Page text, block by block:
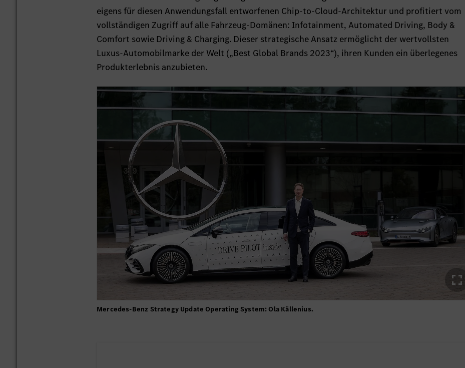
eigens für diesen Anwendungsfall entworfenen Chip-to-Cloud-Architektur und profitiert vom
vollständigen Zugriff auf alle Fahrzeug-Domänen: Infotainment, Automated Driving, Body &
Comfort sowie Driving & Charging. Dieser strategische Ansatz ermöglicht der wertvollsten
Luxus-Automobilmarke der Welt („Best Global Brands 2023“), ihren Kunden ein überlegenes
Produkterlebnis anzubieten.
Mercedes-Benz Strategy Update Operating System: Ola Källenius.